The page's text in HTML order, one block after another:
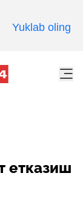
етказиш
Yuklab oling